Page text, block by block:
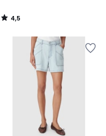
4,5
/